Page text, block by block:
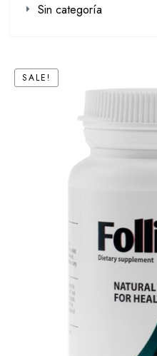
SALE!
Sin categoría